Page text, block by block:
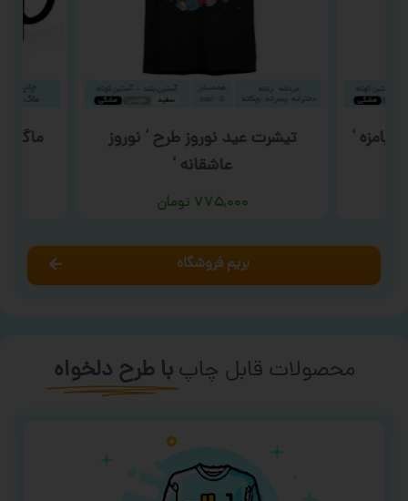
‘
تیشرت عید نوروز طرح ‘ نوروز
عاشقانه ‘
۷۷۵,۰۰۰ تومان
ماگ
بریم فروشگاه
محصولات قابل چاپ با طرح دلخواه